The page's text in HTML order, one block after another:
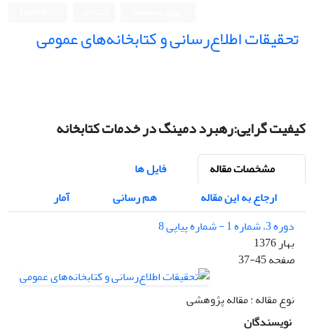
تحقیقات اطلاع‌رسانی و کتابخانه‌های عمومی
کیفیت گرایی:رهبرد دمینگ در خدمات کتابخانه
مشخصات مقاله
فایل ها
ارجاع به این مقاله
هم رسانی
آمار
دوره 3، شماره 1 - شماره پیاپی 8
بهار 1376
صفحه37-45
نوع مقاله : مقاله پژوهشی
نویسندگان